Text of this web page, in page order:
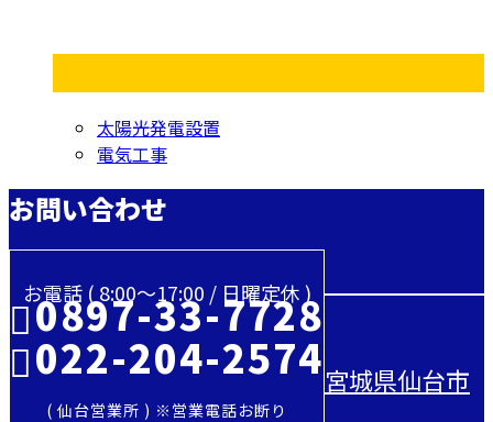
太陽光発電設置
電気工事
お問い合わせ
お電話 ( 8:00～17:00 / 日曜定休 )
0897-33-7728
022-204-2574
( 仙台営業所 ) ※営業電話お断り
宮城県仙台市